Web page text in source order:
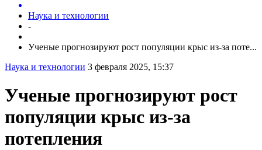
Наука и технологии
-
Ученые прогнозируют рост популяции крыс из-за поте...
Наука и технологии 3 февраля 2025, 15:37
Ученые прогнозируют рост
популяции крыс из-за
потепления